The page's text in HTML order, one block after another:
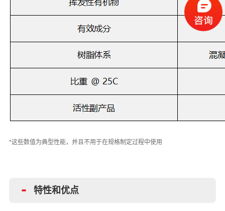
*这些数值为典型性能，并且不用于在规格制定过程中使用
特性和优点